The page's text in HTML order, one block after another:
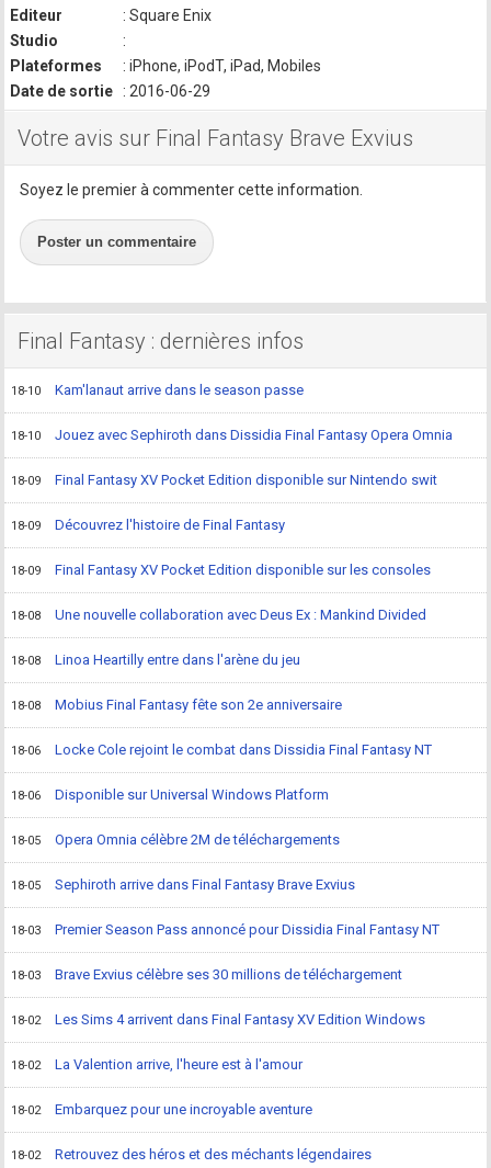
Editeur
: Square Enix
Studio
:
Plateformes
: iPhone, iPodT, iPad, Mobiles
Date de sortie
: 2016-06-29
Votre avis sur Final Fantasy Brave Exvius
Soyez le premier à commenter cette information.
Poster un commentaire
Final Fantasy : dernières infos
18-10 Kam'lanaut arrive dans le season passe
18-10 Jouez avec Sephiroth dans Dissidia Final Fantasy Opera Omnia
18-09 Final Fantasy XV Pocket Edition disponible sur Nintendo swit
18-09 Découvrez l'histoire de Final Fantasy
18-09 Final Fantasy XV Pocket Edition disponible sur les consoles
18-08 Une nouvelle collaboration avec Deus Ex : Mankind Divided
18-08 Linoa Heartilly entre dans l'arène du jeu
18-08 Mobius Final Fantasy fête son 2e anniversaire
18-06 Locke Cole rejoint le combat dans Dissidia Final Fantasy NT
18-06 Disponible sur Universal Windows Platform
18-05 Opera Omnia célèbre 2M de téléchargements
18-05 Sephiroth arrive dans Final Fantasy Brave Exvius
18-03 Premier Season Pass annoncé pour Dissidia Final Fantasy NT
18-03 Brave Exvius célèbre ses 30 millions de téléchargement
18-02 Les Sims 4 arrivent dans Final Fantasy XV Edition Windows
18-02 La Valention arrive, l'heure est à l'amour
18-02 Embarquez pour une incroyable aventure
18-02 Retrouvez des héros et des méchants légendaires